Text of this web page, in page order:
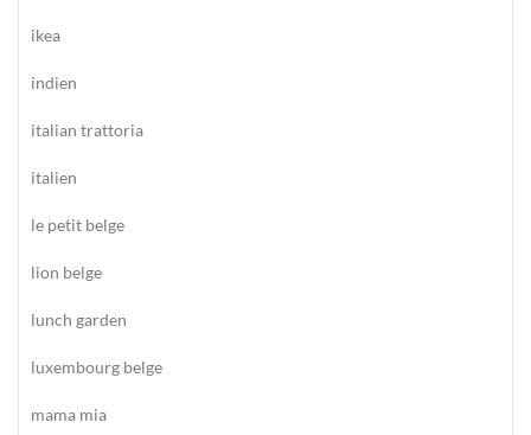
ikea
indien
italian trattoria
italien
le petit belge
lion belge
lunch garden
luxembourg belge
mama mia